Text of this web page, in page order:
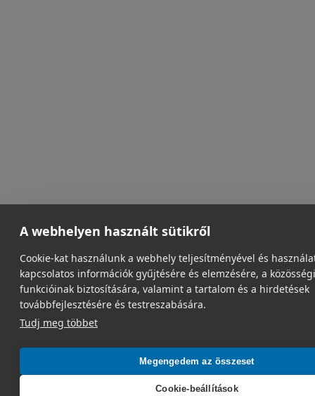
A webhelyen használt sütikről
Cookie-kat használunk a webhely teljesítményével és
kapcsolatos információk gyűjtésére és elemzésére, a
funkcióinak biztosítására, valamint a tartalom és a hirdetések
továbbfejlesztésére és testreszabására.
Tudj meg többet
Megengedem az összeset
Cookie-beállítások